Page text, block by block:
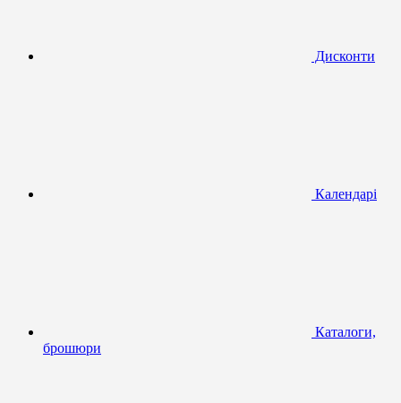
Дисконти
Календарі
Каталоги,
брошюри